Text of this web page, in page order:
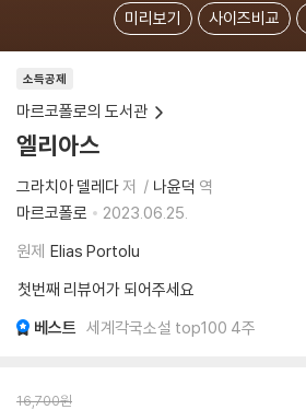
미리보기 사이즈비교
소득공제
마르코폴로의 도서관
엘리아스
그라치아 델레다저 나윤덕 역
마르코폴로
2023.06.25.
원제 Elias Portolu
첫번째 리뷰어가 되어주세요
베스트 세계각국소설 top100 4주
16,700원